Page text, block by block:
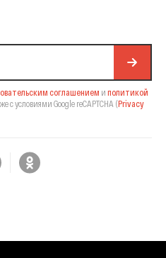
соглашением и политикой
с условиями Google reCAPTCHA (Privacy